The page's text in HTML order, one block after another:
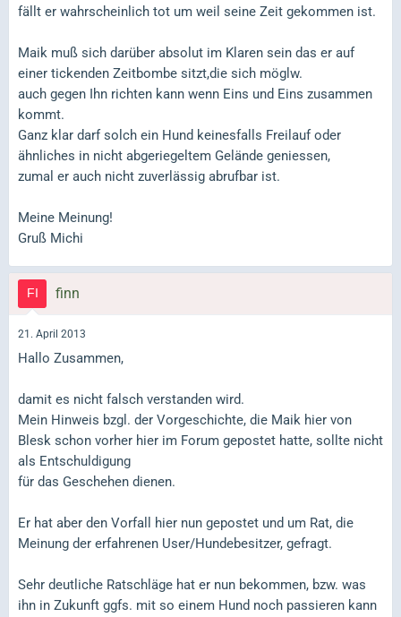
fällt er wahrscheinlich tot um weil seine Zeit gekommen ist.
Maik muß sich darüber absolut im Klaren sein das er auf
einer tickenden Zeitbombe sitzt,die sich möglw.
auch gegen Ihn richten kann wenn Eins und Eins zusammen
kommt.
Ganz klar darf solch ein Hund keinesfalls Freilauf oder
ähnliches in nicht abgeriegeltem Gelände geniessen,
zumal er auch nicht zuverlässig abrufbar ist.
Meine Meinung!
Gruß Michi
finn
21. April 2013
Hallo Zusammen,
damit es nicht falsch verstanden wird.
Mein Hinweis bzgl. der Vorgeschichte, die Maik hier von
Blesk schon vorher hier im Forum gepostet hatte, sollte nicht
als Entschuldigung
für das Geschehen dienen.
Er hat aber den Vorfall hier nun gepostet und um Rat, die
Meinung der erfahrenen User/Hundebesitzer, gefragt.
Sehr deutliche Ratschläge hat er nun bekommen, bzw. was
ihn in Zukunft ggfs. mit so einem Hund noch passieren kann